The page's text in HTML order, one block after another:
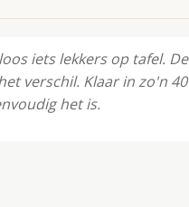
iets lekkers op tafel. De
verschil. Klaar in zo'n 40
het is.